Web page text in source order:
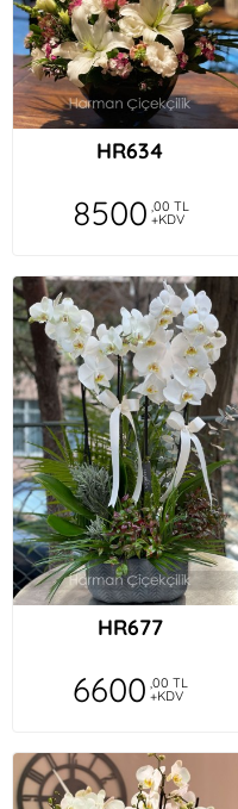
HR634
8500 ,00 TL
+KDV
HR677
6600 ,00 TL
+KDV